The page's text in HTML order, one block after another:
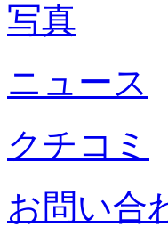
写真
ニュース
クチコミ
お問い合